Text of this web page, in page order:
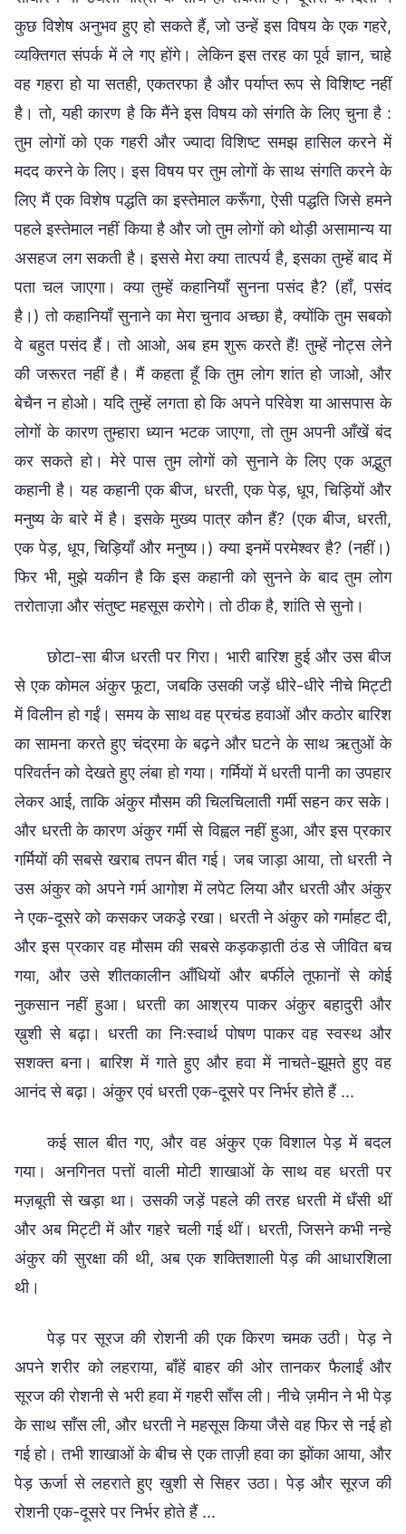
कुछ विशेष अनुभव हुए हो सकते हैं, जो उन्हें इस विषय के एक गहरे,
व्यक्तिगत संपर्क में ले गए होंगे। लेकिन इस तरह का पूर्व ज्ञान, चाहे
वह गहरा हो या सतही, एकतरफा है और पर्याप्त रूप से विशिष्ट नहीं
है। तो, यही कारण है कि मैंने इस विषय को संगति के लिए चुना है :
तुम लोगों को एक गहरी और ज्यादा विशिष्ट समझ हासिल करने में
मदद करने के लिए। इस विषय पर तुम लोगों के साथ संगति करने के
लिए मैं एक विशेष पद्धति का इस्तेमाल करूँगा, ऐसी पद्धति जिसे हमने
पहले इस्तेमाल नहीं किया है और जो तुम लोगों को थोड़ी असामान्य या
असहज लग सकती है। इससे मेरा क्या तात्पर्य है, इसका तुम्हें बाद में
पता चल जाएगा। क्या तुम्हें कहानियाँ सुनना पसंद है? (हाँ, पसंद
है।) तो कहानियाँ सुनाने का मेरा चुनाव अच्छा है, क्योंकि तुम सबको
वे बहुत पसंद हैं। तो आओ, अब हम शुरू करते हैं! तुम्हें नोट्स लेने
की जरूरत नहीं है। मैं कहता हूँ कि तुम लोग शांत हो जाओ, और
बेचैन न होओ। यदि तुम्हें लगता हो कि अपने परिवेश या आसपास के
लोगों के कारण तुम्हारा ध्यान भटक जाएगा, तो तुम अपनी आँखें बंद
कर सकते हो। मेरे पास तुम लोगों को सुनाने के लिए एक अद्भुत
कहानी है। यह कहानी एक बीज, धरती, एक पेड़, धूप, चिड़ियों और
मनुष्य के बारे में है। इसके मुख्य पात्र कौन हैं? (एक बीज, धरती,
एक पेड़, धूप, चिड़ियाँ और मनुष्य।) क्या इनमें परमेश्वर है? (नहीं।)
फिर भी, मुझे यकीन है कि इस कहानी को सुनने के बाद तुम लोग
तरोताज़ा और संतुष्ट महसूस करोगे। तो ठीक है, शांति से सुनो।
छोटा-सा बीज धरती पर गिरा। भारी बारिश हुई और उस बीज
से एक कोमल अंकुर फूटा, जबकि उसकी जड़ें धीरे-धीरे नीचे मिट्टी
में विलीन हो गईं। समय के साथ वह प्रचंड हवाओं और कठोर बारिश
का सामना करते हुए चंद्रमा के बढ़ने और घटने के साथ ऋतुओं के
परिवर्तन को देखते हुए लंबा हो गया। गर्मियों में धरती पानी का उपहार
लेकर आई, ताकि अंकुर मौसम की चिलचिलाती गर्मी सहन कर सके।
और धरती के कारण अंकुर गर्मी से विह्वल नहीं हुआ, और इस प्रकार
गर्मियों की सबसे खराब तपन बीत गई। जब जाड़ा आया, तो धरती ने
उस अंकुर को अपने गर्म आगोश में लपेट लिया और धरती और अंकुर
ने एक-दूसरे को कसकर जकड़े रखा। धरती ने अंकुर को गर्माहट दी,
और इस प्रकार वह मौसम की सबसे कड़कड़ाती ठंड से जीवित बच
गया, और उसे शीतकालीन आँधियों और बर्फीले तूफानों से कोई
नुकसान नहीं हुआ। धरती का आश्रय पाकर अंकुर बहादुरी और
ख़ुशी से बढ़ा। धरती का निःस्वार्थ पोषण पाकर वह स्वस्थ और
सशक्त बना। बारिश में गाते हुए और हवा में नाचते-झूमते हुए वह
आनंद से बढ़ा। अंकुर एवं धरती एक-दूसरे पर निर्भर होते हैं ...
कई साल बीत गए, और वह अंकुर एक विशाल पेड़ में बदल
गया। अनगिनत पत्तों वाली मोटी शाखाओं के साथ वह धरती पर
मज़बूती से खड़ा था। उसकी जड़ें पहले की तरह धरती में धँसी थीं
और अब मिट्टी में और गहरे चली गई थीं। धरती, जिसने कभी नन्हे
अंकुर की सुरक्षा की थी, अब एक शक्तिशाली पेड़ की आधारशिला
थी।
पेड़ पर सूरज की रोशनी की एक किरण चमक उठी। पेड़ ने
अपने शरीर को लहराया, बाँहें बाहर की ओर तानकर फैलाईं और
सूरज की रोशनी से भरी हवा में गहरी साँस ली। नीचे ज़मीन ने भी पेड़
के साथ साँस ली, और धरती ने महसूस किया जैसे वह फिर से नई हो
गई हो। तभी शाखाओं के बीच से एक ताज़ी हवा का झोंका आया, और
पेड़ ऊर्जा से लहराते हुए खुशी से सिहर उठा। पेड़ और सूरज की
रोशनी एक-दूसरे पर निर्भर होते हैं ...